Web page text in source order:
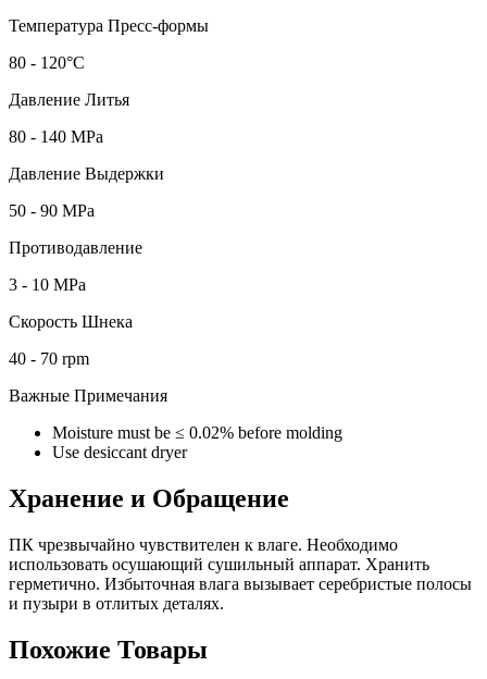
Температура Пресс-формы
80 - 120°C
Давление Литья
80 - 140 MPa
Давление Выдержки
50 - 90 MPa
Противодавление
3 - 10 MPa
Скорость Шнека
40 - 70 rpm
Важные Примечания
Moisture must be ≤ 0.02% before molding
Use desiccant dryer
Хранение и Обращение
ПК чрезвычайно чувствителен к влаге. Необходимо
использовать осушающий сушильный аппарат. Хранить
герметично. Избыточная влага вызывает серебристые полосы
и пузыри в отлитых деталях.
Похожие Товары